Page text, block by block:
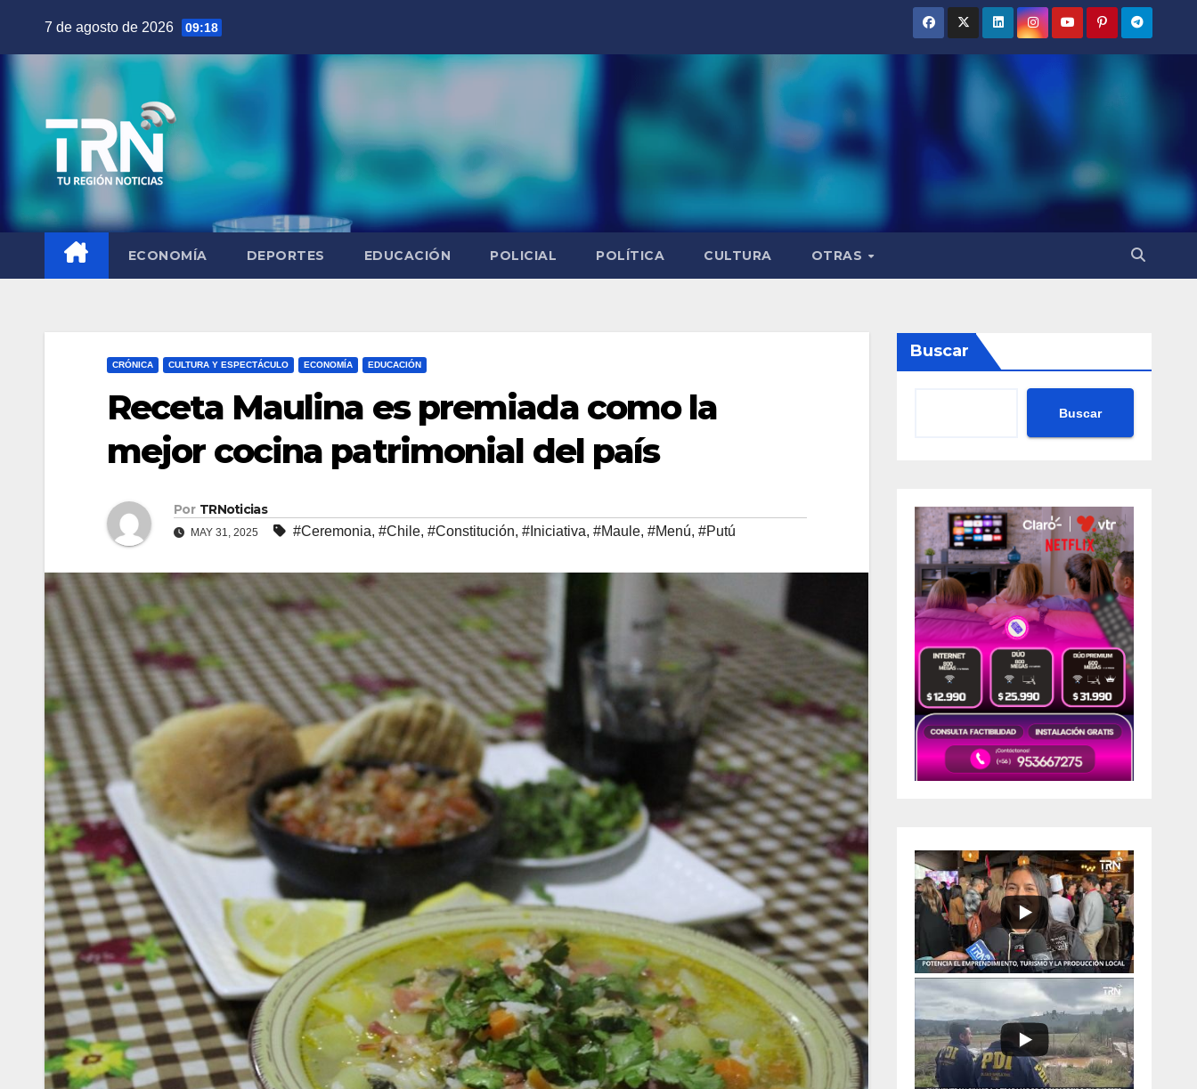
7 de agosto de 2026 09:18
ECONOMÍA DEPORTES EDUCACIÓN POLICIAL POLÍTICA CULTURA OTRAS
CRÓNICA CULTURA Y ESPECTÁCULO ECONOMÍA EDUCACIÓN
Receta Maulina es premiada como la
mejor cocina patrimonial del país
Por TRNoticias
MAY 31, 2025 #Ceremonia, #Chile, #Constitución, #Iniciativa, #Maule, #Menú, #Putú
Buscar
Buscar